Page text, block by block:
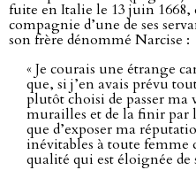
fuite en Italie le 13 juin
compagnie d’une de ses
son frère dénommé Narcise :
« Je courais une étrange
que, si j’en avais prévu
plutôt choisi de passer ma
murailles et de la finir par
que d’exposer ma
inévitables à toute femme
qualité qui est éloignée de